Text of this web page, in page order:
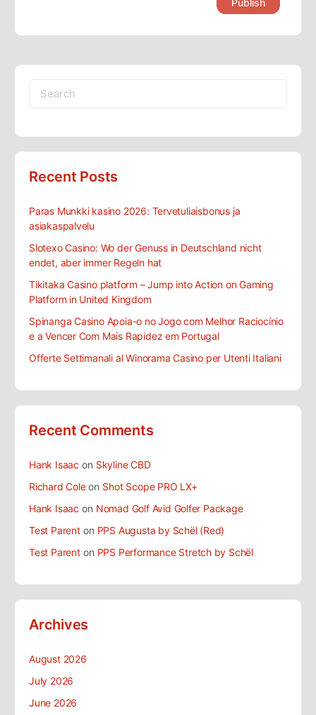
Search
for:
Recent Posts
Paras Munkki kasino 2026: Tervetuliaisbonus ja
asiakaspalvelu
Slotexo Casino: Wo der Genuss in Deutschland nicht
endet, aber immer Regeln hat
Tikitaka Casino platform – Jump into Action on Gaming
Platform in United Kingdom
Spinanga Casino Apoia-o no Jogo com Melhor Raciocínio
e a Vencer Com Mais Rapidez em Portugal
Offerte Settimanali al Winorama Casino per Utenti Italiani
Recent Comments
Hank Isaac on Skyline CBD
Richard Coleon Shot Scope PRO LX+
Hank Isaac on Nomad Golf Avid Golfer Package
Test Parenton PPS Augusta by Schël (Red)
Test Parenton PPS Performance Stretch by Schël
Archives
August 2026
July 2026
June 2026